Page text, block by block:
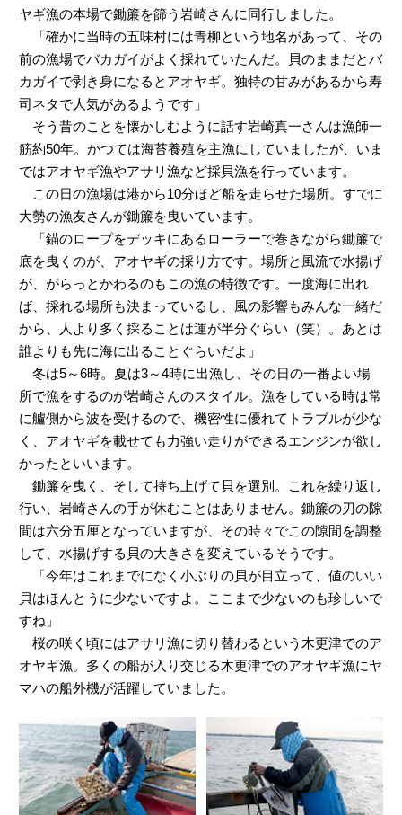
ヤギ漁の本場で鋤簾を篩う岩崎さんに同行しました。
「確かに当時の五味村には青柳という地名があって、その
前の漁場でバカガイがよく採れていたんだ。貝のままだとバ
カガイで剥き身になるとアオヤギ。独特の甘みがあるから寿
司ネタで人気があるようです」
そう昔のことを懐かしむように話す岩崎真一さんは漁師一
筋約50年。かつては海苔養殖を主漁にしていましたが、いま
ではアオヤギ漁やアサリ漁など採貝漁を行っています。
この日の漁場は港から10分ほど船を走らせた場所。すでに
大勢の漁友さんが鋤簾を曳いています。
「錨のロープをデッキにあるローラーで巻きながら鋤簾で
底を曳くのが、アオヤギの採り方です。場所と風流で水揚げ
が、がらっとかわるのもこの漁の特徴です。一度海に出れ
ば、採れる場所も決まっているし、風の影響もみんな一緒だ
から、人より多く採ることは運が半分ぐらい（笑）。あとは
誰よりも先に海に出ることぐらいだよ」
冬は5～6時。夏は3～4時に出漁し、その日の一番よい場
所で漁をするのが岩崎さんのスタイル。漁をしている時は常
に艫側から波を受けるので、機密性に優れてトラブルが少な
く、アオヤギを載せても力強い走りができるエンジンが欲し
かったといいます。
鋤簾を曳く、そして持ち上げて貝を選別。これを繰り返し
行い、岩崎さんの手が休むことはありません。鋤簾の刃の隙
間は六分五厘となっていますが、その時々でこの隙間を調整
して、水揚げする貝の大きさを変えているそうです。
「今年はこれまでになく小ぶりの貝が目立って、値のいい
貝はほんとうに少ないですよ。ここまで少ないのも珍しいで
すね」
桜の咲く頃にはアサリ漁に切り替わるという木更津でのア
オヤギ漁。多くの船が入り交じる木更津でのアオヤギ漁にヤ
マハの船外機が活躍していました。